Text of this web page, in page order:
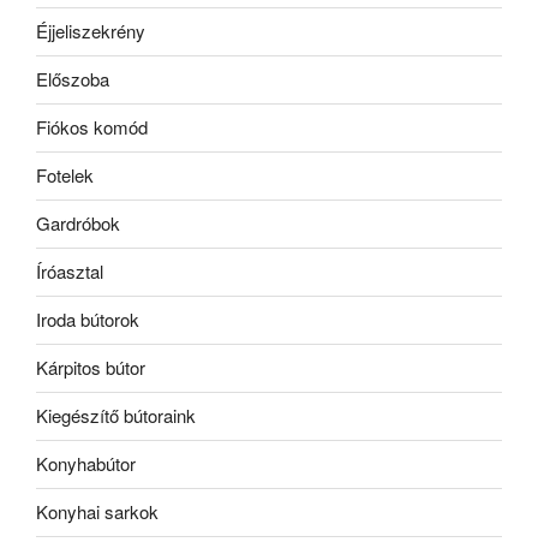
Éjjeliszekrény
Előszoba
Fiókos komód
Fotelek
Gardróbok
Íróasztal
Iroda bútorok
Kárpitos bútor
Kiegészítő bútoraink
Konyhabútor
Konyhai sarkok